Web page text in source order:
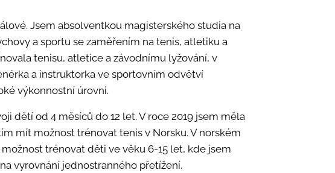
Jsem absolventkou magisterského studia na
a sportu se zaměřením na tenis, atletiku a
tenisu, atletice a závodnímu lyžování, v
a instruktorka ve sportovním odvětví
výkonnostní úrovni.
dětí od 4 měsíců do 12 let. V roce 2019 jsem měla
mít možnost trénovat tenis v Norsku. V norském
trénovat děti ve věku 6-15 let, kde jsem
vyrovnání jednostranného přetížení.